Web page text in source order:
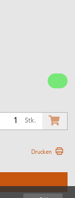
Stk.
Drucken